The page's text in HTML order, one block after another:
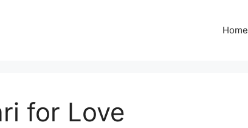
Home
for Love